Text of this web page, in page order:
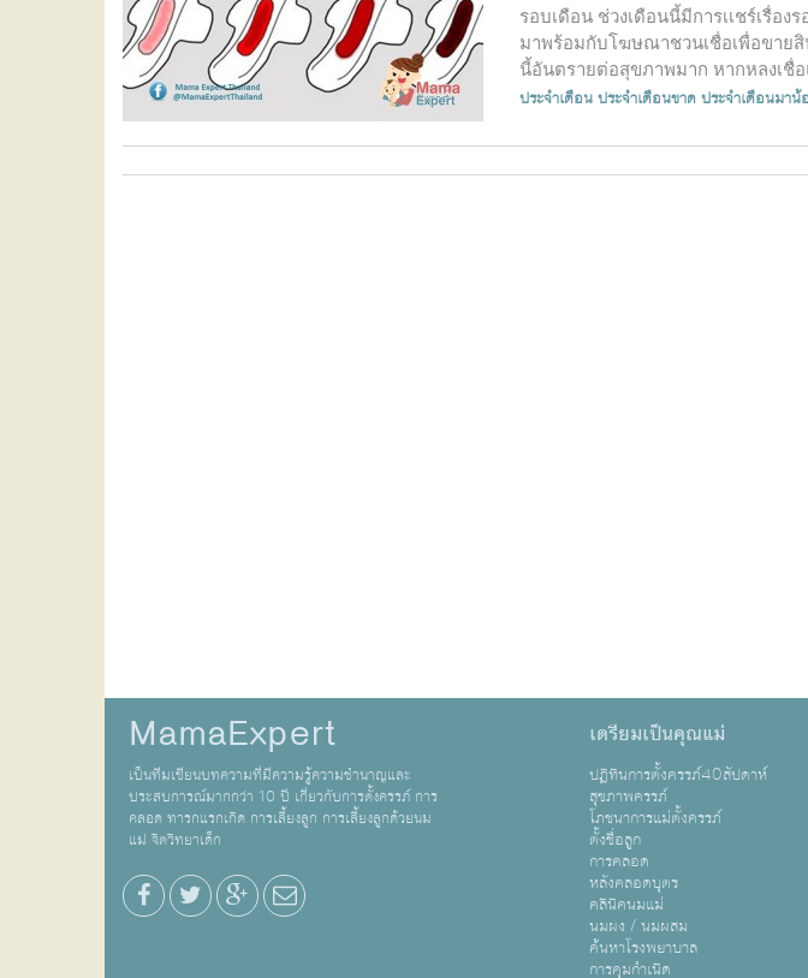
รอบเดือน ช่วงเดือนนี้มีการเเชร์เรื่อ
มาพร้อมกับโฆษณาชวนเชื่อเพื่อขายสิ
นี้อันตรายต่อสุขภาพมาก หากหลงเชื่
ประจำเดือนประจำเดือนขาดประจำเดือนมาน้
MamaExpert
เป็นทีมเขียนบทความที่มีความรู้ความชำนาญและ
ประสบการณ์มากกว่า 10 ปี เกี่ยวกับการตั้งครรภ์ การ
คลอด ทารกแรกเกิด การเลี้ยงลูก การเลี้ยงลูกด้วยนม
แม่ จิตวิทยาเด็ก
เตรียมเป็นคุณแม่
ปฏิทินการตั้งครรภ์40สัปดาห์
สุขภาพครรภ์
โภชนาการแม่ตั้งครรภ์
ตั้งชื่อลูก
การคลอด
หลังคลอดบุตร
คลินิคนมแม่
นมผง / นมผสม
ค้นหาโรงพยาบาล
การคุมกำเนิด